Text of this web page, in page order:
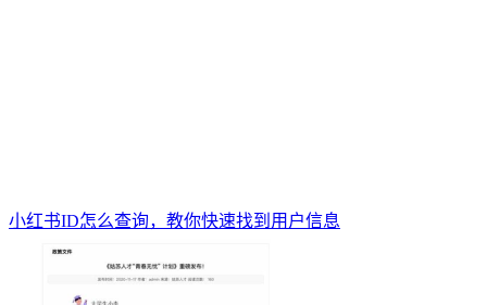
小红书ID怎么查询，教你快速找到用户信息